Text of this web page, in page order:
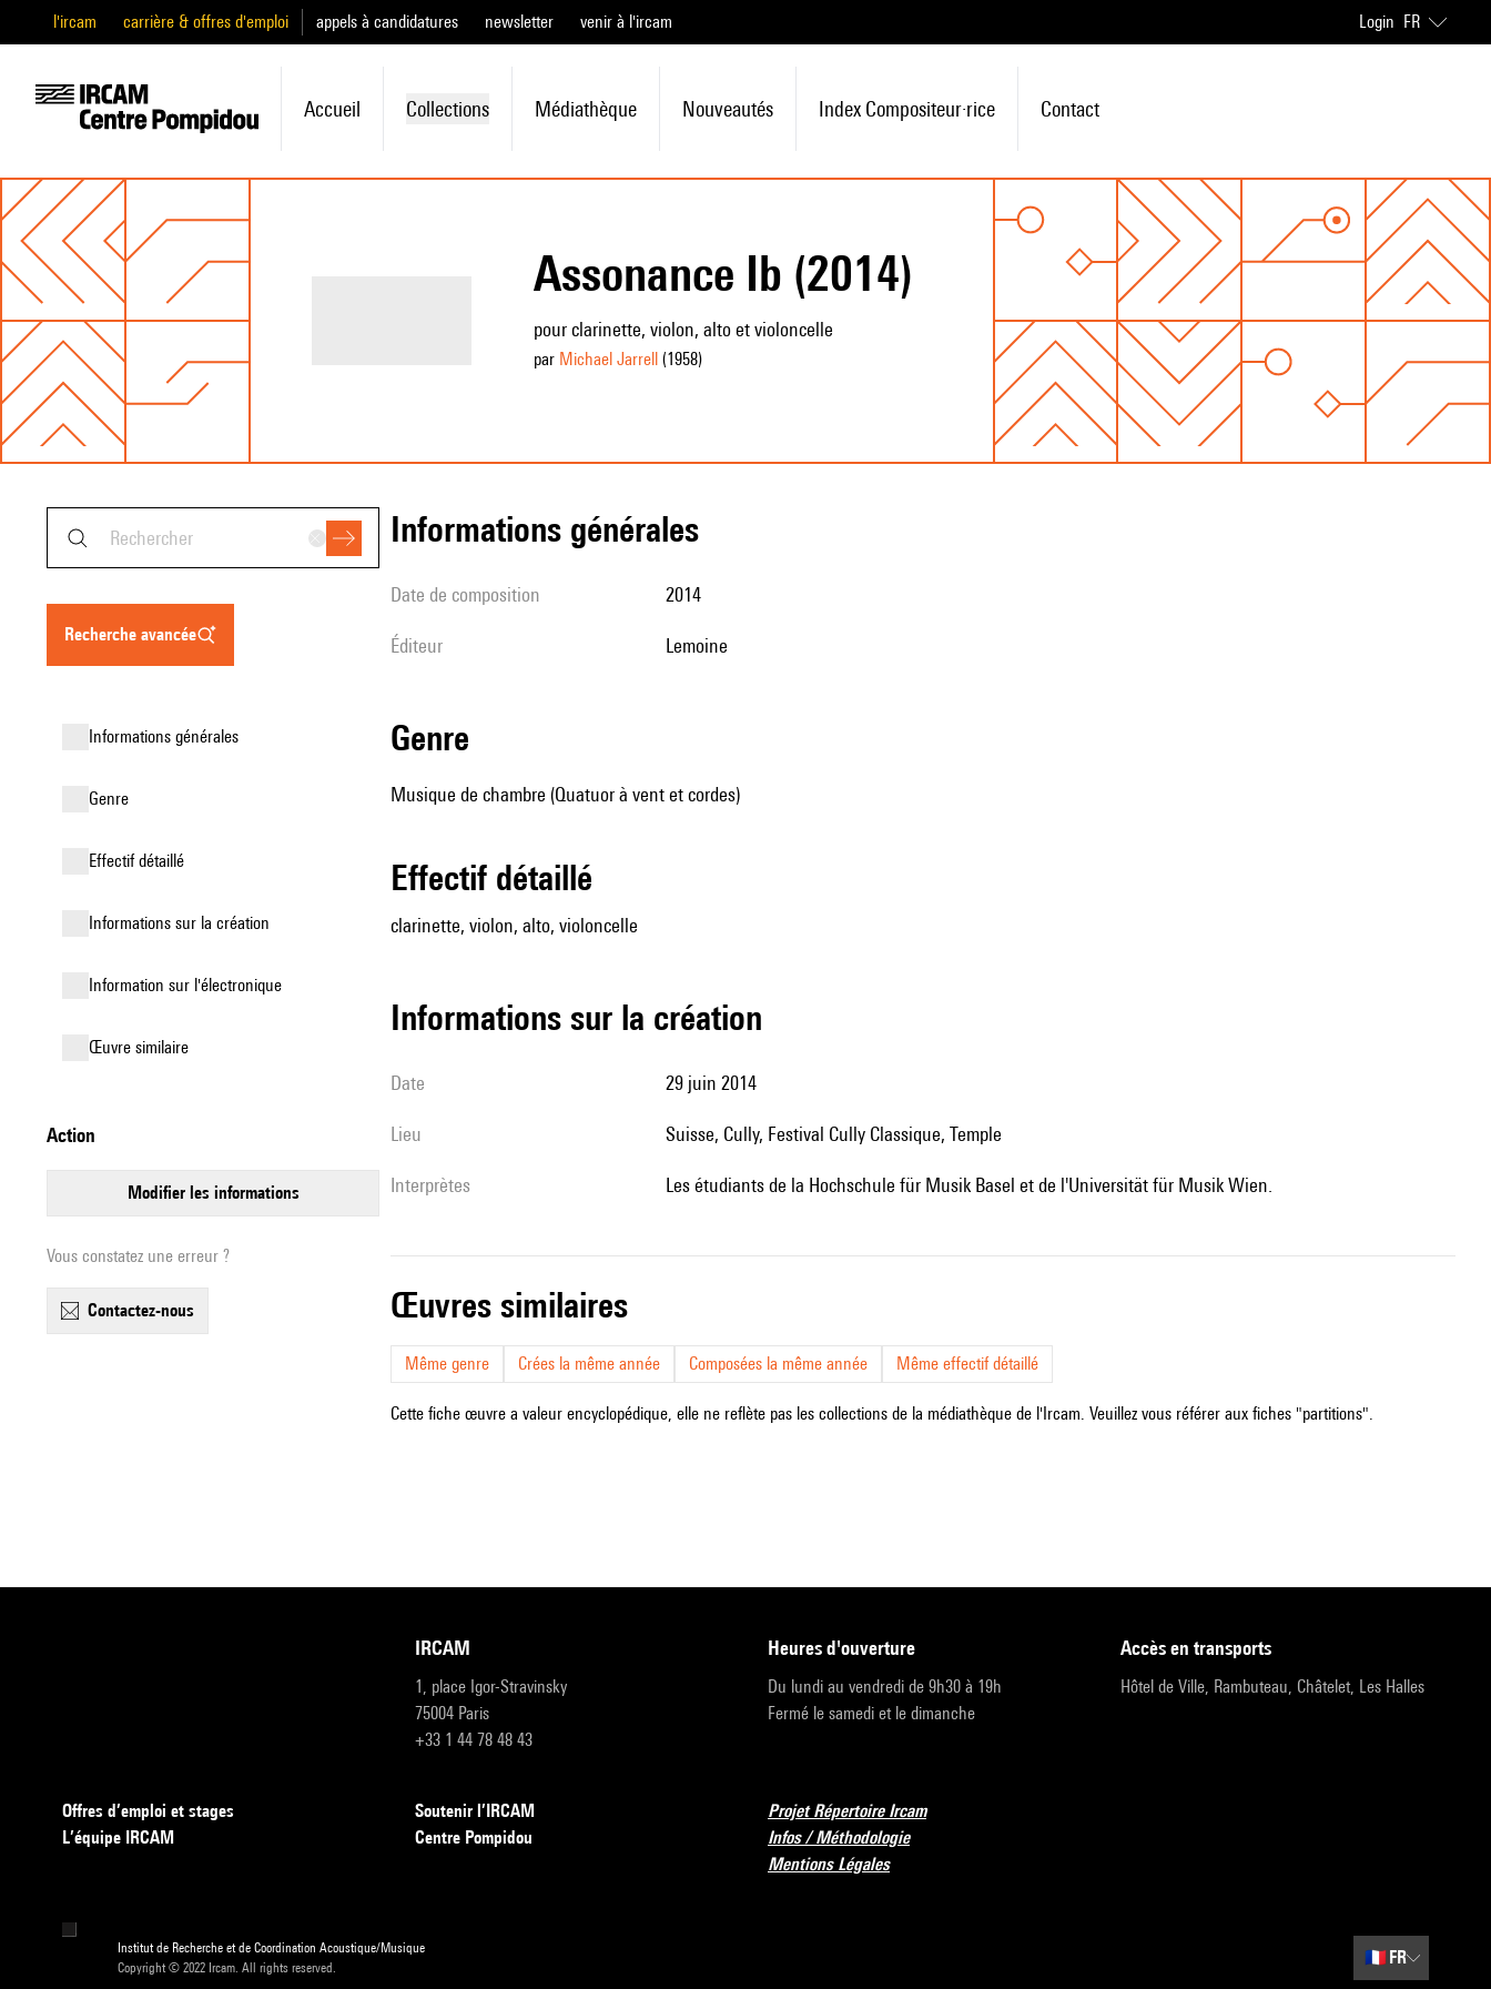
l'ircam carrière & offres d'emploi appels à candidatures newsletter venir à l'ircam Login FR
Accueil Collections Médiathèque Nouveautés Index Compositeur·rice Contact
Assonance Ib (2014)
pour clarinette, violon, alto et violoncelle
par Michael Jarrell(1958)
recherche avancée
informations générales
genre
effectif détaillé
informations sur la création
Information sur l'électronique
œuvre similaire
action
modifier les informations
Vous constatez une erreur ?
contactez-nous
informations générales
date de composition 2014
éditeur Lemoine
genre
Musique de chambre (Quatuor à vent et cordes)
effectif détaillé
clarinette, violon, alto, violoncelle
informations sur la création
date 29 juin 2014
lieu Suisse, Cully, Festival Cully Classique, Temple
interprètes les étudiants de la Hochschule für Musik Basel et de l'Universität für Musik Wien.
œuvres similaires
Même genre Crées la même année Composées la même année Même effectif détaillé
Cette fiche œuvre a valeur encyclopédique, elle ne reflète pas les collections de la médiathèque de l'Ircam. Veuillez vous référer aux fiches "partitions".
IRCAM
1, place Igor-Stravinsky
75004 Paris
+33 1 44 78 48 43
heures d'ouverture
Du lundi au vendredi de 9h30 à 19h
Fermé le samedi et le dimanche
accès en transports
Hôtel de Ville, Rambuteau, Châtelet, Les Halles
Offres d’emploi et stages
L’équipe IRCAM
Soutenir l’IRCAM
Centre Pompidou
Projet Répertoire Ircam
Infos / Méthodologie
Mentions Légales
Institut de Recherche et de Coordination Acoustique/Musique
Copyright © 2022 Ircam. All rights reserved.
🇫🇷 FR